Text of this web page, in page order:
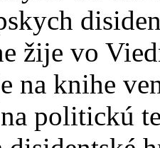
žije vo
na knihe
politickú